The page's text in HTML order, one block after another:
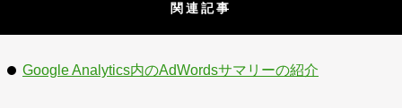
関連記事
Google Analytics内のAdWordsサマリーの紹介